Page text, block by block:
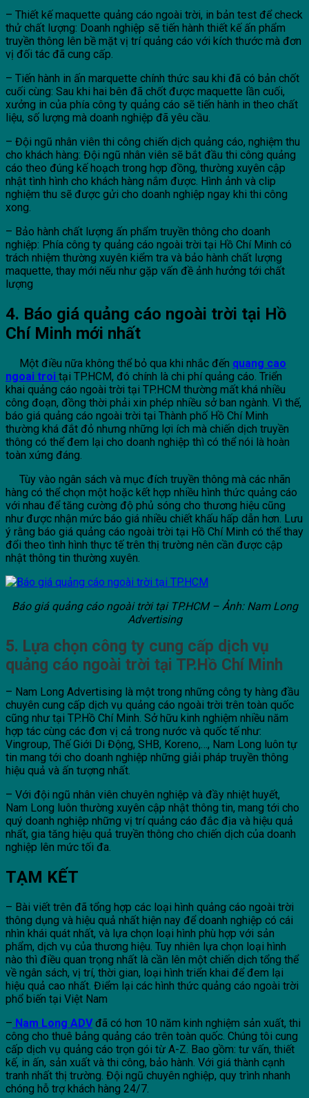
– Thiết kế maquette quảng cáo ngoài trời, in bản test để check
thử chất lượng: Doanh nghiệp sẽ tiến hành thiết kế ấn phẩm
truyền thông lên bề mặt vị trí quảng cáo với kích thước mà đơn
vị đối tác đã cung cấp.
– Tiến hành in ấn marquette chính thức sau khi đã có bản chốt
cuối cùng: Sau khi hai bên đã chốt được maquette lần cuối,
xưởng in của phía công ty quảng cáo sẽ tiến hành in theo chất
liệu, số lượng mà doanh nghiệp đã yêu cầu.
– Đội ngũ nhân viên thi công chiến dịch quảng cáo, nghiệm thu
cho khách hàng: Đội ngũ nhân viên sẽ bắt đầu thi công quảng
cáo theo đúng kế hoạch trong hợp đồng, thường xuyên cập
nhật tình hình cho khách hàng nắm được. Hình ảnh và clip
nghiệm thu sẽ được gửi cho doanh nghiệp ngay khi thi công
xong.
– Bảo hành chất lượng ấn phẩm truyền thông cho doanh
nghiệp: Phía công ty quảng cáo ngoài trời tại Hồ Chí Minh có
trách nhiệm thường xuyên kiểm tra và bảo hành chất lượng
maquette, thay mới nếu như gặp vấn đề ảnh hưởng tới chất
lượng
4. Báo giá quảng cáo ngoài trời tại Hồ
Chí Minh mới nhất
Một điều nữa không thể bỏ qua khi nhắc đến quang cao
ngoai troi tại TP.HCM, đó chính là chi phí quảng cáo. Triển
khai quảng cáo ngoài trời tại TP.HCM thường mất khá nhiều
công đoạn, đồng thời phải xin phép nhiều sở ban ngành. Vì thế,
báo giá quảng cáo ngoài trời tại Thành phố Hồ Chí Minh
thường khá đắt đỏ nhưng những lợi ích mà chiến dịch truyền
thông có thể đem lại cho doanh nghiệp thì có thể nói là hoàn
toàn xứng đáng.
Tùy vào ngân sách và mục đích truyền thông mà các nhãn
hàng có thể chọn một hoặc kết hợp nhiều hình thức quảng cáo
với nhau để tăng cường độ phủ sóng cho thương hiệu cũng
như được nhận mức báo giá nhiều chiết khấu hấp dẫn hơn. Lưu
ý rằng báo giá quảng cáo ngoài trời tại Hồ Chí Minh có thể thay
đổi theo tình hình thực tế trên thị trường nên cần được cập
nhật thông tin thường xuyên.
Báo giá quảng cáo ngoài trời tại TP.HCM – Ảnh: Nam Long
Advertising
5. Lựa chọn công ty cung cấp dịch vụ
quảng cáo ngoài trời tại TP.Hồ Chí Minh
– Nam Long Advertising là một trong những công ty hàng đầu
chuyên cung cấp dịch vụ quảng cáo ngoài trời trên toàn quốc
cũng như tại TP.Hồ Chí Minh. Sở hữu kinh nghiệm nhiều năm
hợp tác cùng các đơn vị cả trong nước và quốc tế như:
Vingroup, Thế Giới Di Động, SHB, Koreno,…, Nam Long luôn tự
tin mang tới cho doanh nghiệp những giải pháp truyền thông
hiệu quả và ấn tượng nhất.
– Với đội ngũ nhân viên chuyên nghiệp và đầy nhiệt huyết,
Nam Long luôn thường xuyên cập nhật thông tin, mang tới cho
quý doanh nghiệp những vị trí quảng cáo đắc địa và hiệu quả
nhất, gia tăng hiệu quả truyền thông cho chiến dịch của doanh
nghiệp lên mức tối đa.
TẠM KẾT
– Bài viết trên đã tổng hợp các loại hình quảng cáo ngoài trời
thông dụng và hiệu quả nhất hiện nay để doanh nghiệp có cái
nhìn khái quát nhất, và lựa chọn loại hình phù hợp với sản
phẩm, dịch vụ của thương hiệu. Tuy nhiên lựa chọn loại hình
nào thì điều quan trọng nhất là cần lên một chiến dịch tổng thể
về ngân sách, vị trí, thời gian, loại hình triển khai để đem lại
hiệu quả cao nhất. Điểm lại các hình thức quảng cáo ngoài trời
phổ biến tại Việt Nam
– Nam Long ADVđã có hơn 10 năm kinh nghiệm sản xuất, thi
công cho thuê bảng quảng cáo trên toàn quốc. Chúng tôi cung
cấp dịch vụ quảng cáo trọn gói từ A-Z. Bao gồm: tư vấn, thiết
kế, in ấn, sản xuất và thi công, bảo hành. Với giá thành cạnh
tranh nhất thị trường. Đội ngũ chuyên nghiệp, quy trình nhanh
chóng hỗ trợ khách hàng 24/7.